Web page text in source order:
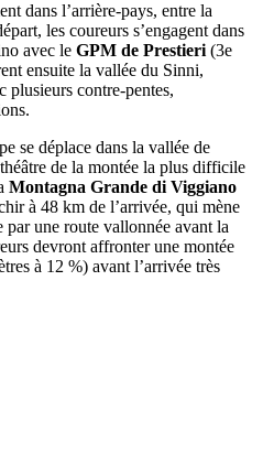
dans l’arrière-pays, entre la
les coureurs s’engagent dans
avec le GPM de Prestieri (3e
ensuite la vallée du Sinni,
plusieurs contre-pentes,
se déplace dans la vallée de
de la montée la plus difficile
Montagna Grande di Viggiano
à 48 km de l’arrivée, qui mène
une route vallonnée avant la
devront affronter une montée
à 12 %) avant l’arrivée très